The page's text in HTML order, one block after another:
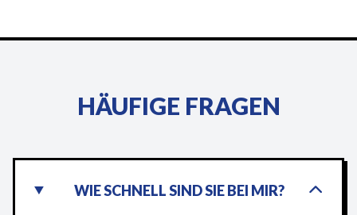
HÄUFIGE FRAGEN
WIE SCHNELL SIND SIE BEI MIR?